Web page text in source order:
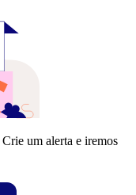
um alerta e iremos